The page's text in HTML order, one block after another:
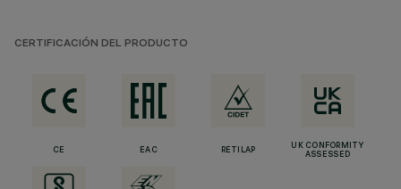
CERTIFICACIÓN DEL PRODUCTO
CE EAC RETILAP
UK CONFORMITY
ASSESSED